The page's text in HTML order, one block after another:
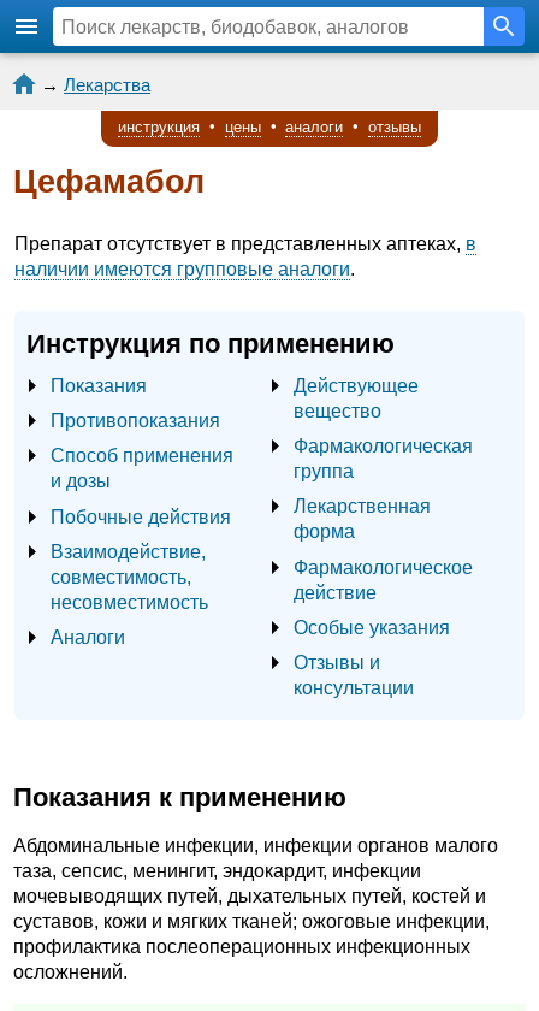
→ Лекарства
инструкция • цены • аналоги • отзывы
Цефамабол
Препарат отсутствует в представленных аптеках, в
наличии имеются групповые аналоги.
Инструкция по применению
Показания
Противопоказания
Способ применения
и дозы
Побочные действия
Взаимодействие,
совместимость,
несовместимость
Аналоги
Действующее
вещество
Фармакологическая
группа
Лекарственная
форма
Фармакологическое
действие
Особые указания
Отзывы и
консультации
Показания к применению
Абдоминальные инфекции, инфекции органов малого
таза, сепсис, менингит, эндокардит, инфекции
мочевыводящих путей, дыхательных путей, костей и
суставов, кожи и мягких тканей; ожоговые инфекции,
профилактика послеоперационных инфекционных
осложнений.